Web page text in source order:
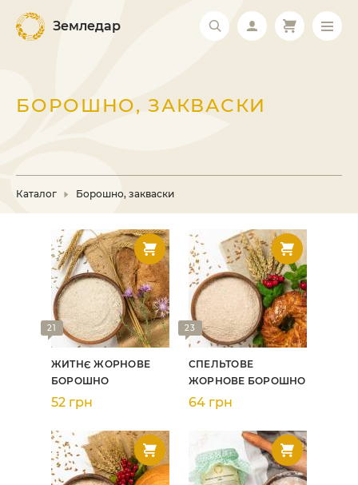
Земледар
БОРОШНО, ЗАКВАСКИ
Каталог Борошно, закваски
21
ЖИТНЄ ЖОРНОВЕ
БОРОШНО
52 грн
23
СПЕЛЬТОВЕ
ЖОРНОВЕ БОРОШНО
64 грн